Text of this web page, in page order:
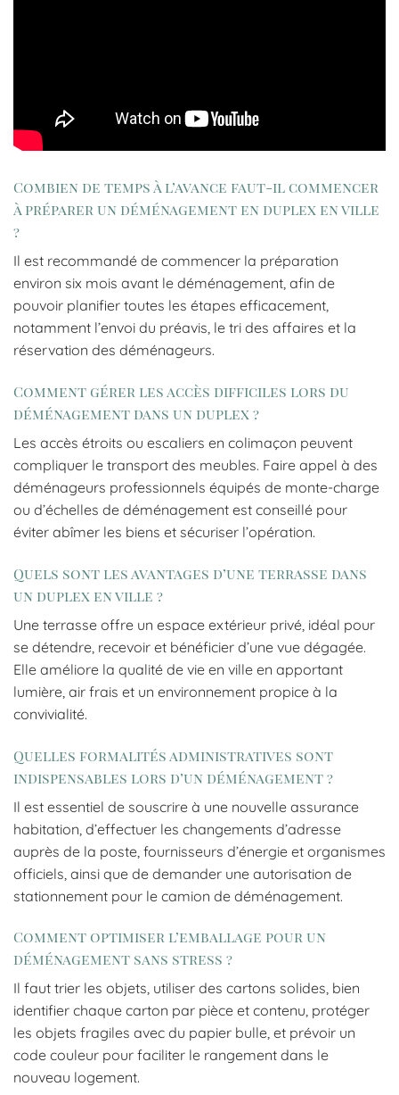
Combien de temps à l’avance faut-il commencer
à préparer un déménagement en duplex en ville
?
Il est recommandé de commencer la préparation
environ six mois avant le déménagement, afin de
pouvoir planifier toutes les étapes efficacement,
notamment l’envoi du préavis, le tri des affaires et la
réservation des déménageurs.
Comment gérer les accès difficiles lors du
déménagement dans un duplex ?
Les accès étroits ou escaliers en colimaçon peuvent
compliquer le transport des meubles. Faire appel à des
déménageurs professionnels équipés de monte-charge
ou d’échelles de déménagement est conseillé pour
éviter abîmer les biens et sécuriser l’opération.
Quels sont les avantages d’une terrasse dans
un duplex en ville ?
Une terrasse offre un espace extérieur privé, idéal pour
se détendre, recevoir et bénéficier d’une vue dégagée.
Elle améliore la qualité de vie en ville en apportant
lumière, air frais et un environnement propice à la
convivialité.
Quelles formalités administratives sont
indispensables lors d’un déménagement ?
Il est essentiel de souscrire à une nouvelle assurance
habitation, d’effectuer les changements d’adresse
auprès de la poste, fournisseurs d’énergie et organismes
officiels, ainsi que de demander une autorisation de
stationnement pour le camion de déménagement.
Comment optimiser l’emballage pour un
déménagement sans stress ?
Il faut trier les objets, utiliser des cartons solides, bien
identifier chaque carton par pièce et contenu, protéger
les objets fragiles avec du papier bulle, et prévoir un
code couleur pour faciliter le rangement dans le
nouveau logement.